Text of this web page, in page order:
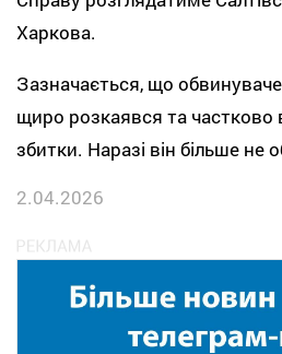
Харкова.
Зазначається, що
щиро розкаявся та частково
збитки. Наразі він більше не
2.04.2026